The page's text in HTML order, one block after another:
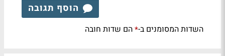
הוסף תגובה
השדות המסומנים ב-*הם שדות חובה